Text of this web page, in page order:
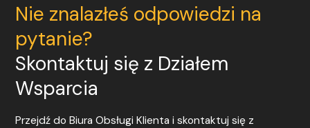
Nie znalazłeś odpowiedzi na
pytanie?
Skontaktuj się z Działem
Wsparcia
Przejdź do Biura Obsługi Klienta i skontaktuj się z